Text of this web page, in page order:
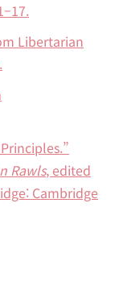
Libertarian
Rawls, edited
Cambridge